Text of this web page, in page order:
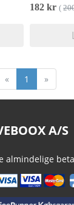
182 kr (
« 1 »
A/S
almindelige